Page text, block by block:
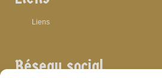
Liens
Réseau social